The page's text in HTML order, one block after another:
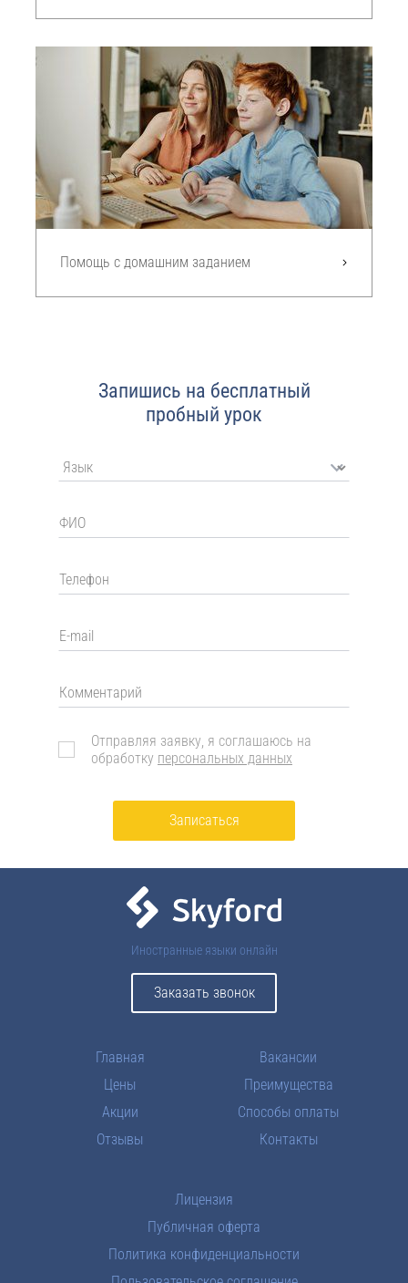
Помощь с домашним заданием
Запишись на бесплатный
пробный урок
Отправляя заявку, я соглашаюсь на
обработку персональных данных
Записаться
Иностранные языки онлайн
Заказать звонок
Главная
Цены
Акции
Отзывы
Вакансии
Преимущества
Способы оплаты
Контакты
Лицензия
Публичная оферта
Политика конфиденциальности